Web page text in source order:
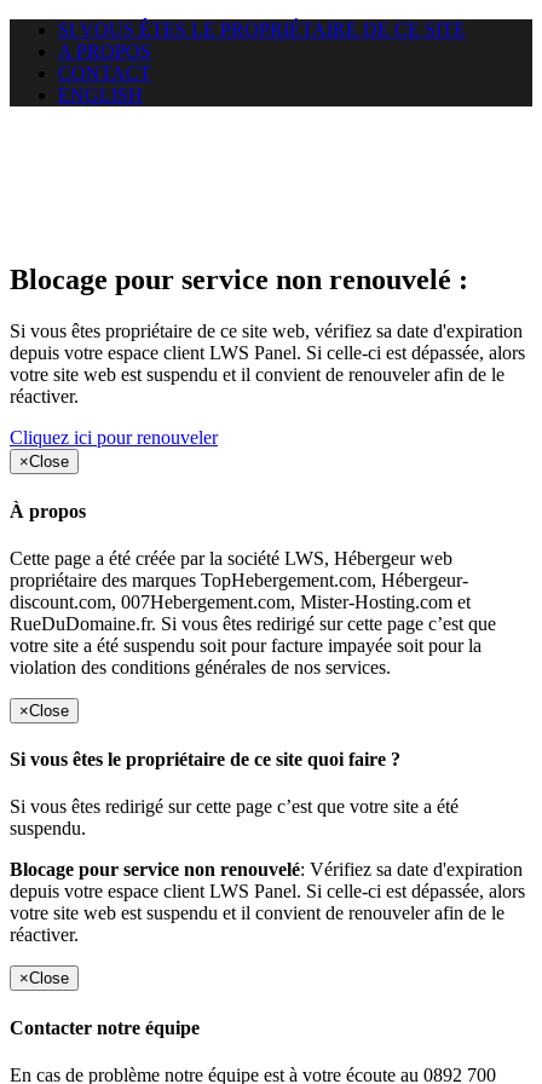
SI VOUS ÊTES LE PROPRIÉTAIRE DE CE SITE
A PROPOS
CONTACT
ENGLISH
Blocage pour service non renouvelé :
Si vous êtes propriétaire de ce site web, vérifiez sa date d'expiration
depuis votre espace client LWS Panel. Si celle-ci est dépassée, alors
votre site web est suspendu et il convient de renouveler afin de le
réactiver.
Cliquez ici pour renouveler
×Close
À propos
Cette page a été créée par la société LWS, Hébergeur web
propriétaire des marques TopHebergement.com, Hébergeur-
discount.com, 007Hebergement.com, Mister-Hosting.com et
RueDuDomaine.fr. Si vous êtes redirigé sur cette page c’est que
votre site a été suspendu soit pour facture impayée soit pour la
violation des conditions générales de nos services.
×Close
Si vous êtes le propriétaire de ce site quoi faire ?
Si vous êtes redirigé sur cette page c’est que votre site a été
suspendu.
Blocage pour service non renouvelé: Vérifiez sa date d'expiration
depuis votre espace client LWS Panel. Si celle-ci est dépassée, alors
votre site web est suspendu et il convient de renouveler afin de le
réactiver.
×Close
Contacter notre équipe
En cas de problème notre équipe est à votre écoute au 0892 700